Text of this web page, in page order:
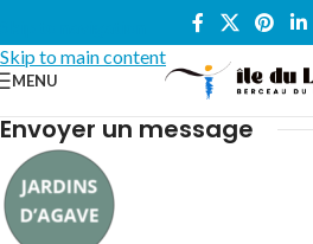
Skip to main content
MENU
Accueil
Envoyer un message